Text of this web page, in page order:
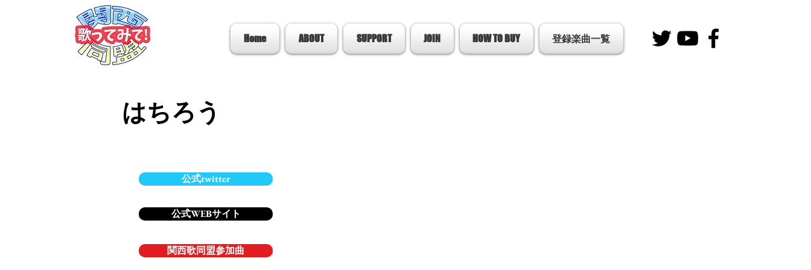
Home ABOUT SUPPORT JOIN HOW TO BUY 登録楽曲一覧
はちろう
公式twitter
公式WEBサイト
関西歌同盟参加曲